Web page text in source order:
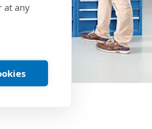
at any